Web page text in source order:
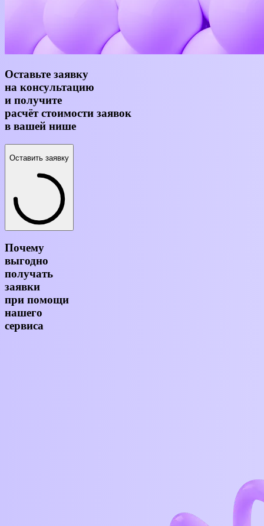
Оставьте заявку
на консультацию
и получите
расчёт стоимости заявок
в вашей нише
Оставить заявку
Почему
выгодно
получать
заявки
при помощи
нашего
сервиса